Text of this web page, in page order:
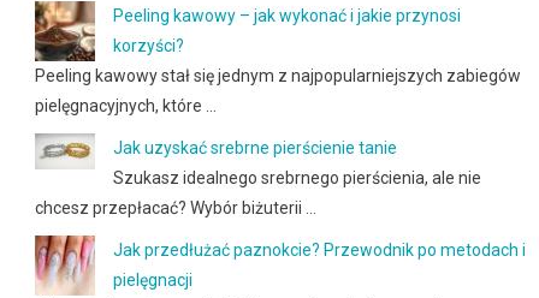
Peeling kawowy – jak wykonać i jakie przynosi
korzyści?
Peeling kawowy stał się jednym z najpopularniejszych zabiegów
pielęgnacyjnych, które …
Jak uzyskać srebrne pierścienie tanie
Szukasz idealnego srebrnego pierścienia, ale nie
chcesz przepłacać? Wybór biżuterii …
Jak przedłużać paznokcie? Przewodnik po metodach i
pielęgnacji